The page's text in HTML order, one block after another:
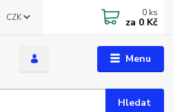
Menu
CZK
Hledat
0 ks
za 0 Kč